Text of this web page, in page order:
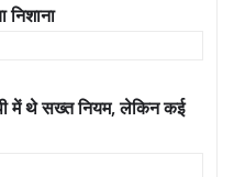
निशाना
में थे सख्त नियम, लेकिन कई